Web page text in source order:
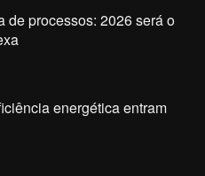
de processos: 2026 será o
energética entram